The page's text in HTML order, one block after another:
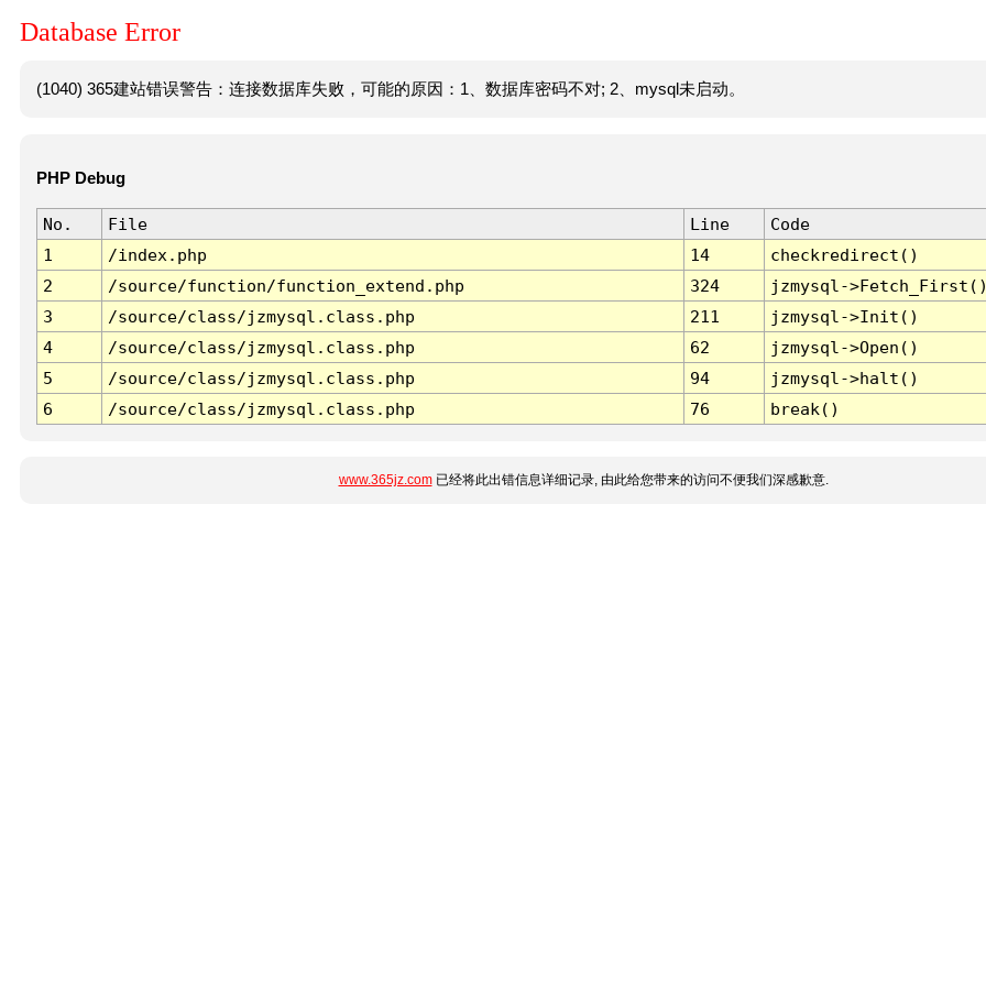
Database Error
(1040) 365建站错误警告：连接数据库失败，可能的原因：1、数据库密码不对; 2、mysql未启动。
PHP Debug
No. File Line
Code
1
/index.php 14
checkredirect()
2
/source/function/function_extend.php 324
jzmysql-
3
/source/class/jzmysql.class.php 211
jzmysql->Init()
4
/source/class/jzmysql.class.php 62
jzmysql->Open()
5
/source/class/jzmysql.class.php 94
jzmysql->halt()
6
/source/class/jzmysql.class.php 76 break()
www.365jz.com已经将此出错信息详细记录, 由此给您带来的访问不便我们深感歉意.